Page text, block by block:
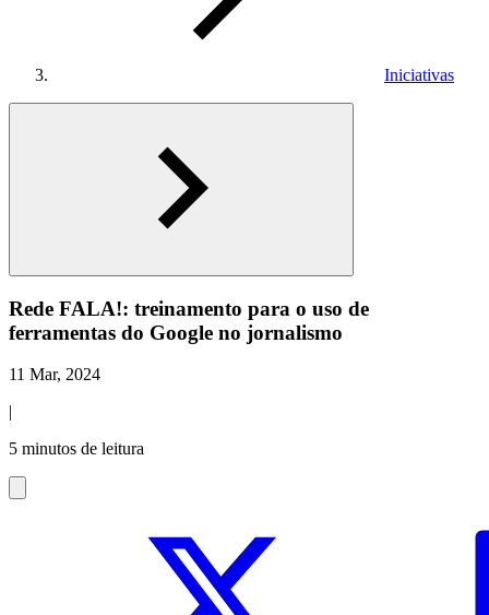
Iniciativas
Rede FALA!: treinamento para o uso de
ferramentas do Google no jornalismo
11 Mar, 2024
|
5 minutos de leitura